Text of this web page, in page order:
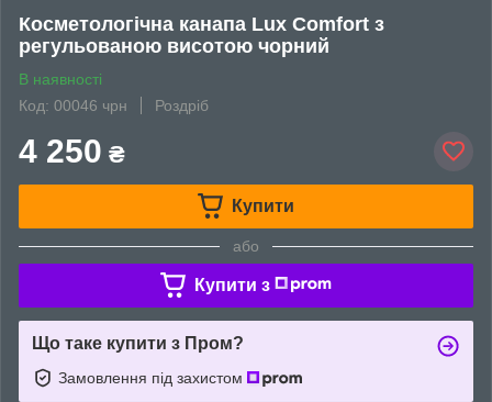
Косметологічна канапа Lux Comfort з
регульованою висотою чорний
В наявності
Код: 00046 чрн
Роздріб
4 250 ₴
Купити
або
Купити з
Що таке купити з Пром?
Замовлення під захистом